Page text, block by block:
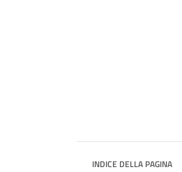
INDICE DELLA PAGINA